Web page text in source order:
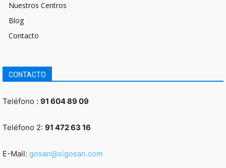
Nuestros Centros
Blog
Contacto
CONTACTO
Teléfono : 91 604 89 09
Teléfono 2: 91 472 63 16
E-Mail: gosan@sigosan.com